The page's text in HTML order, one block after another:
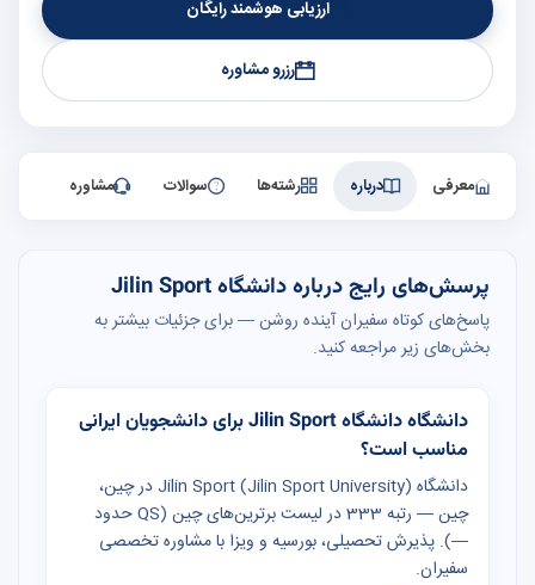
ارزیابی هوشمند رایگان
رزرو مشاوره
معرفی درباره رشته‌ها سوالات مشاوره
پرسش‌های رایج درباره دانشگاه Jilin Sport
پاسخ‌های کوتاه سفیران آینده روشن — برای جزئیات بیشتر به
بخش‌های زیر مراجعه کنید.
دانشگاه دانشگاه Jilin Sport برای دانشجویان ایرانی
مناسب است؟
دانشگاه Jilin Sport (Jilin Sport University) در چین،
چین — رتبه 333 در لیست برترین‌های چین (QS حدود
—). پذیرش تحصیلی، بورسیه و ویزا با مشاوره تخصصی
سفیران.